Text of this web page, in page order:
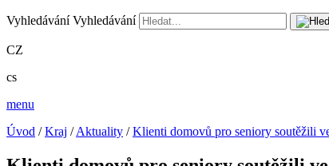
Vyhledávání Vyhledávání
CZ
cs
menu
Úvod /Kraj /Aktuality /Klienti domovů pro seniory soutěžili